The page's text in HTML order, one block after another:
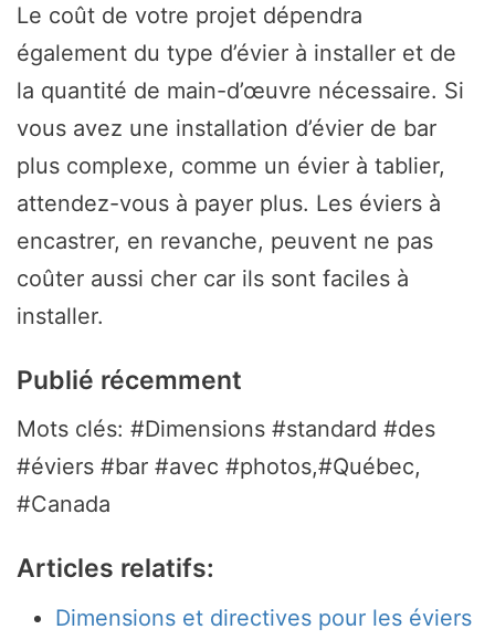
Le coût de votre projet dépendra
également du type d’évier à installer et de
la quantité de main-d’œuvre nécessaire. Si
vous avez une installation d’évier de bar
plus complexe, comme un évier à tablier,
attendez-vous à payer plus. Les éviers à
encastrer, en revanche, peuvent ne pas
coûter aussi cher car ils sont faciles à
installer.
Publié récemment
Mots clés: #Dimensions #standard #des
#éviers #bar #avec #photos,#Québec,
#Canada
Articles relatifs:
Dimensions et directives pour les éviers